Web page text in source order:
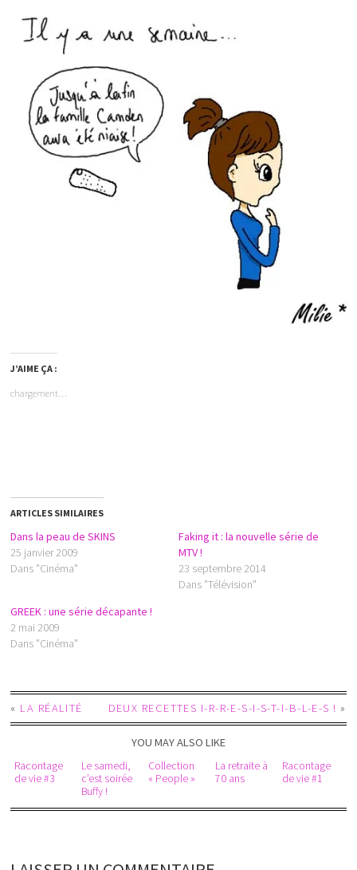
J’AIME ÇA :
chargement…
ARTICLES SIMILAIRES
Dans la peau de SKINS
25 janvier 2009
Dans "Cinéma"
Faking it : la nouvelle série de
MTV !
23 septembre 2014
Dans "Télévision"
GREEK : une série décapante !
2 mai 2009
Dans "Cinéma"
« LA RÉALITÉ DEUX RECETTES I-R-R-E-S-I-S-T-I-B-L-E-S ! »
YOU MAY ALSO LIKE
Racontage
de vie #3
Le samedi,
c’est soirée
Buffy !
Collection
« People »
La retraite à
70 ans
Racontage
de vie #1